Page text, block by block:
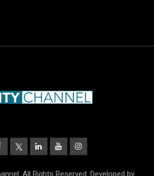
All Rights Reserved. Developed by